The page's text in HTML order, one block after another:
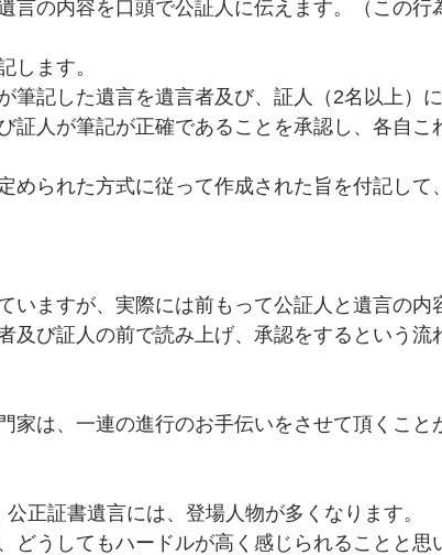
品 民法改正
言の内容を口頭で公証人に伝えます。（この行
します。
筆記した遺言を遺言者及び、証人（2名以上）
証人が筆記が正確であることを承認し、各自こ
められた方式に従って作成された旨を付記して
いますが、実際には前もって公証人と遺言の内
及び証人の前で読み上げ、承認をするという流
家は、一連の進行のお手伝いをさせて頂くこと
正証書遺言には、登場人物が多くなります。
どうしてもハードルが高く感じられることと思